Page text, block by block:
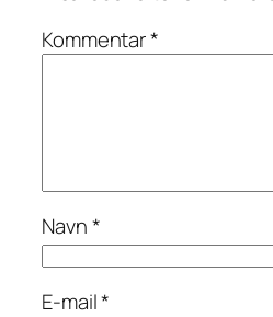
Kommentar*
Navn*
E-mail*